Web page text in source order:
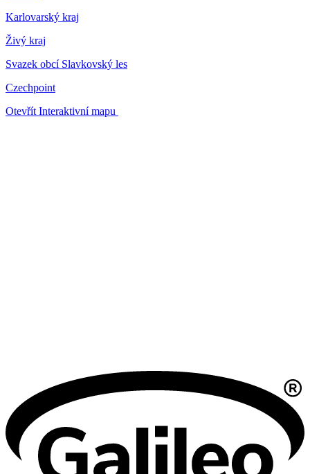
Karlovarský kraj
Živý kraj
Svazek obcí Slavkovský les
Czechpoint
Otevřít Interaktivní mapu